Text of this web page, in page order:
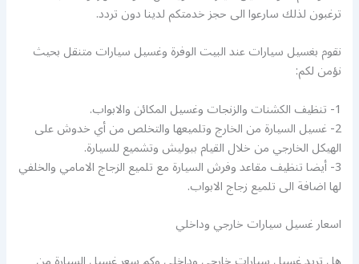
ترغبون لذلك سارعوا الى حجز خدمتكم لدينا دون تردد.
نقوم بغسيل سيارات عند البيت الوفرة وغسيل سيارات متنقل بحيث
نؤمن لكم:
1- تنظيف الكشنات والزنجات وغسيل المكائن والابواب.
2- غسيل السيارة من الخارج وتلميعها والتخلص من أي خدوش على
الهيكل الخارجي من خلال القيام ببوليش وتشميع للسيارة.
3- أيضا تنظيف مقاعد وفرش السيارة مع تلميع الزجاج الامامي والخلفي
لها اضافة الى تلميع زجاج الابواب.
اسعار غسيل سيارات خارجي وداخلي